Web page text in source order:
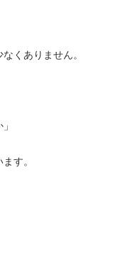
くありません。
す。